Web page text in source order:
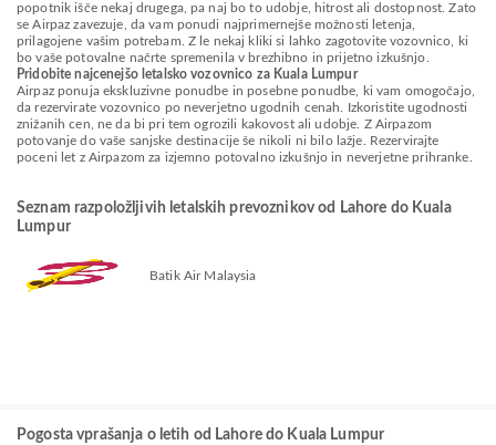
popotnik išče nekaj drugega, pa naj bo to udobje, hitrost ali dostopnost. Zato
se Airpaz zavezuje, da vam ponudi najprimernejše možnosti letenja,
prilagojene vašim potrebam. Z le nekaj kliki si lahko zagotovite vozovnico, ki
bo vaše potovalne načrte spremenila v brezhibno in prijetno izkušnjo.
Pridobite najcenejšo letalsko vozovnico za Kuala Lumpur
Airpaz ponuja ekskluzivne ponudbe in posebne ponudbe, ki vam omogočajo,
da rezervirate vozovnico po neverjetno ugodnih cenah. Izkoristite ugodnosti
znižanih cen, ne da bi pri tem ogrozili kakovost ali udobje. Z Airpazom
potovanje do vaše sanjske destinacije še nikoli ni bilo lažje. Rezervirajte
poceni let z Airpazom za izjemno potovalno izkušnjo in neverjetne prihranke.
Seznam razpoložljivih letalskih prevoznikov od Lahore do Kuala
Lumpur
Batik Air Malaysia
Pogosta vprašanja o letih od Lahore do Kuala Lumpur